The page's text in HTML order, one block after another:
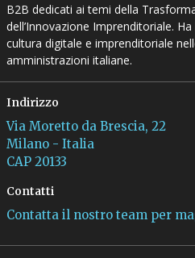
B2B dedicati ai temi della
dell’Innovazione Imprenditoriale.
cultura digitale e imprenditoriale
amministrazioni italiane.
Indirizzo
Via Moretto da Brescia, 22
Milano - Italia
CAP 20133
Contatti
Contatta il nostro team per